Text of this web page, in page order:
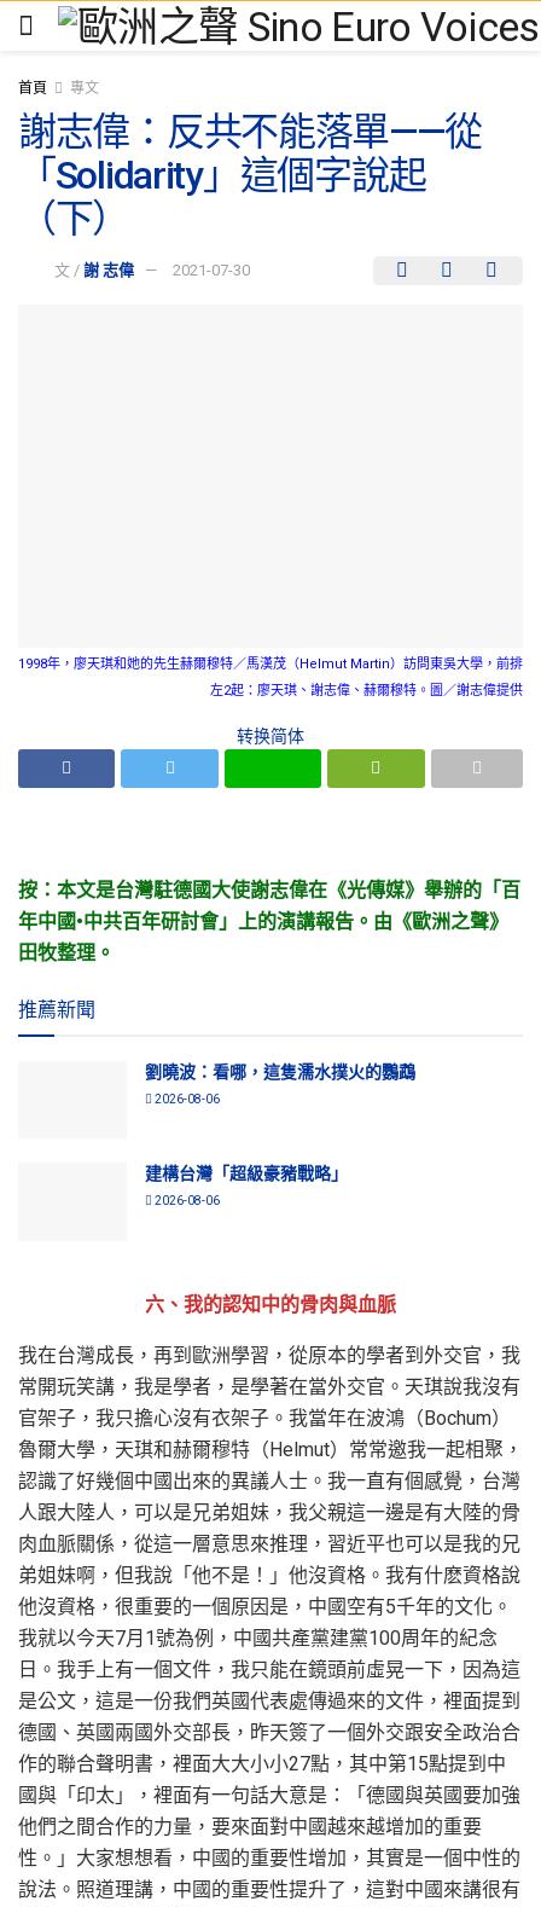
首頁 專文
謝志偉：反共不能落單——從
「Solidarity」這個字說起
（下）
文 / 謝 志偉 2021-07-30
1998年，廖天琪和她的先生赫爾穆特／馬漢茂（Helmut Martin）訪問東吳大學，前排
左2起：廖天琪、謝志偉、赫爾穆特。圖／謝志偉提供
转换简体
按：本文是台灣駐德國大使謝志偉在《光傳媒》舉辦的「百
年中國•中共百年研討會」上的演講報告。由《歐洲之聲》
田牧整理。
推薦新聞
劉曉波：看哪，這隻濡水撲火的鸚鵡
2026-08-06
建構台灣「超級豪豬戰略」
2026-08-06
六、我的認知中的骨肉與血脈
我在台灣成長，再到歐洲學習，從原本的學者到外交官，我
常開玩笑講，我是學者，是學著在當外交官。天琪說我沒有
官架子，我只擔心沒有衣架子。我當年在波鴻（Bochum）
魯爾大學，天琪和赫爾穆特（Helmut）常常邀我一起相聚，
認識了好幾個中國出來的異議人士。我一直有個感覺，台灣
人跟大陸人，可以是兄弟姐妹，我父親這一邊是有大陸的骨
肉血脈關係，從這一層意思來推理，習近平也可以是我的兄
弟姐妹啊，但我說「他不是！」他沒資格。我有什麽資格說
他沒資格，很重要的一個原因是，中國空有5千年的文化。
我就以今天7月1號為例，中國共產黨建黨100周年的紀念
日。我手上有一個文件，我只能在鏡頭前虛晃一下，因為這
是公文，這是一份我們英國代表處傳過來的文件，裡面提到
德國、英國兩國外交部長，昨天簽了一個外交跟安全政治合
作的聯合聲明書，裡面大大小小27點，其中第15點提到中
國與「印太」，裡面有一句話大意是：「德國與英國要加強
他們之間合作的力量，要來面對中國越來越增加的重要
性。」大家想想看，中國的重要性增加，其實是一個中性的
說法。照道理講，中國的重要性提升了，這對中國來講很有